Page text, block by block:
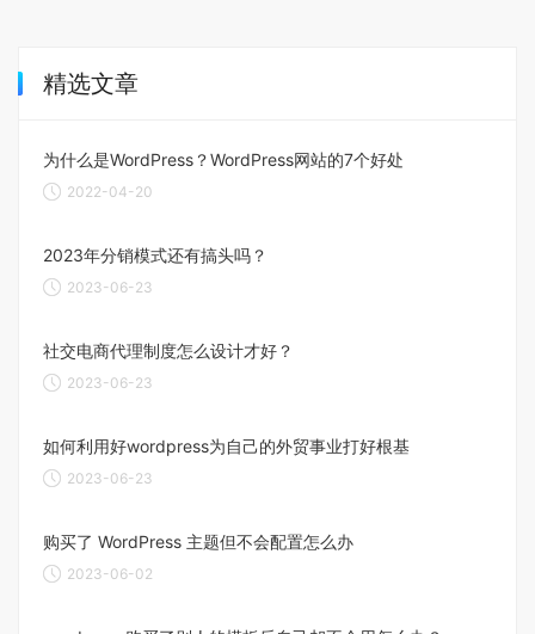
精选文章
为什么是WordPress？WordPress网站的7个好处
2022-04-20
2023年分销模式还有搞头吗？
2023-06-23
社交电商代理制度怎么设计才好？
2023-06-23
如何利用好wordpress为自己的外贸事业打好根基
2023-06-23
购买了 WordPress 主题但不会配置怎么办
2023-06-02